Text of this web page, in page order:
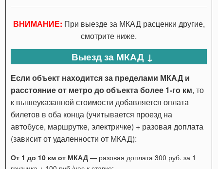
ВНИМАНИЕ: При выезде за МКАД расценки другие,
смотрите ниже.
Выезд за МКАД ↓
Если объект находится за пределами МКАД и
расстояние от метро до объекта более 1-го км, то
к вышеуказанной стоимости добавляется оплата
билетов в оба конца (учитывается проезд на
автобусе, маршрутке, электричке) + разовая доплата
(зависит от удаленности от МКАД):
От 1 до 10 км от МКАД — разовая доплата 300 руб. за 1